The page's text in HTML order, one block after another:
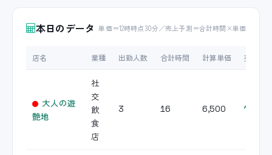
本日のデータ 単価＝12時時点30分／売上予測＝合計時間×単価
店名 業種 出勤人数 合計時間 計算単価 売上予
大人の遊
艶地
社
交
飲
食
店
3 16 6,500